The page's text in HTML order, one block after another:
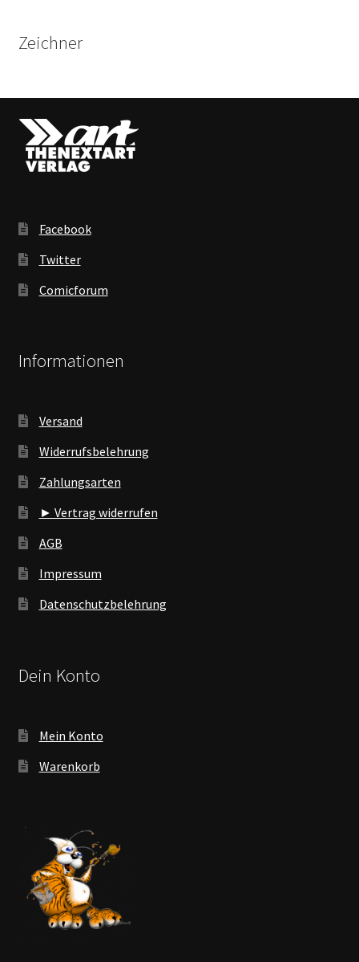
Zeichner
Facebook
Twitter
Comicforum
Informationen
Versand
Widerrufsbelehrung
Zahlungsarten
► Vertrag widerrufen
AGB
Impressum
Datenschutzbelehrung
Dein Konto
Mein Konto
Warenkorb